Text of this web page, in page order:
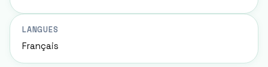
LANGUES
Français